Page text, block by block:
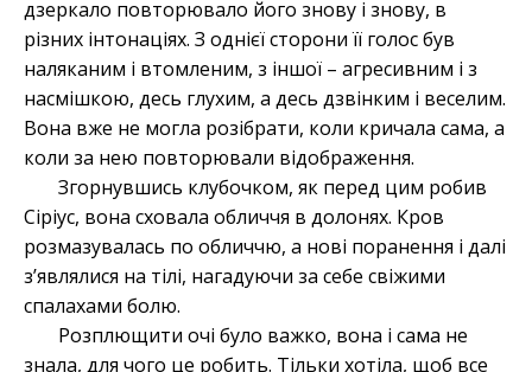
дзеркало повторювало його знову і знову, в
різних інтонаціях. З однієї сторони її голос був
наляканим і втомленим, з іншої – агресивним і з
насмішкою, десь глухим, а десь дзвінким і веселим.
Вона вже не могла розібрати, коли кричала сама, а
коли за нею повторювали відображення.
Згорнувшись клубочком, як перед цим робив
Сіріус, вона сховала обличчя в долонях. Кров
розмазувалась по обличчю, а нові поранення і далі
з’являлися на тілі, нагадуючи за себе свіжими
спалахами болю.
Розплющити очі було важко, вона і сама не
знала, для чого це робить. Тільки хотіла, щоб все